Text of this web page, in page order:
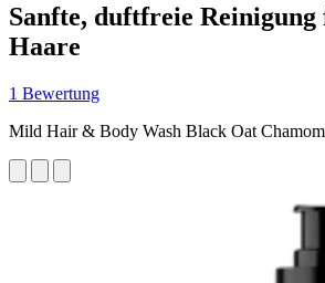
Sanfte, duftfreie
Haare
1 Bewertung
Mild Hair & Body Wash Black Oat